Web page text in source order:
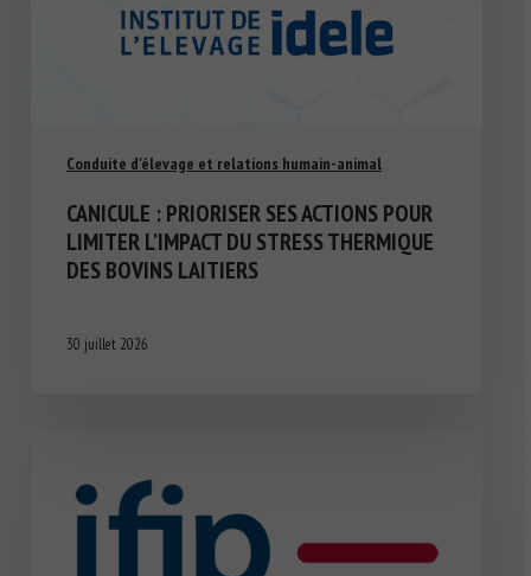
Conduite d'élevage et relations humain-animal
CANICULE : PRIORISER SES ACTIONS POUR
LIMITER L’IMPACT DU STRESS THERMIQUE
DES BOVINS LAITIERS
30 juillet 2026